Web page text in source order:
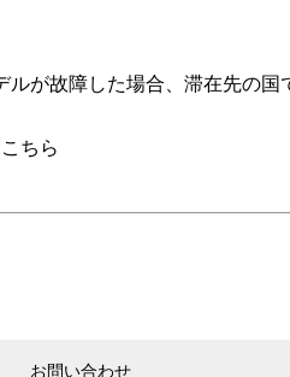
が故障した場合、滞在先の
ちら
お問い合わせ